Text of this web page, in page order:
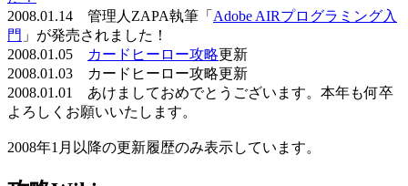
2008.01.14 管理人ZAPA執筆「 Adobe AIRプログラミング入
門 」が発売されました！
2008.01.05
カードヒーロー攻略更新
2008.01.03 カードヒーロー攻略更新
2008.01.01 あけましておめでとうございます。本年も何卒
よろしくお願いいたします。
2008年1月以降の更新履歴のみ表示しています。